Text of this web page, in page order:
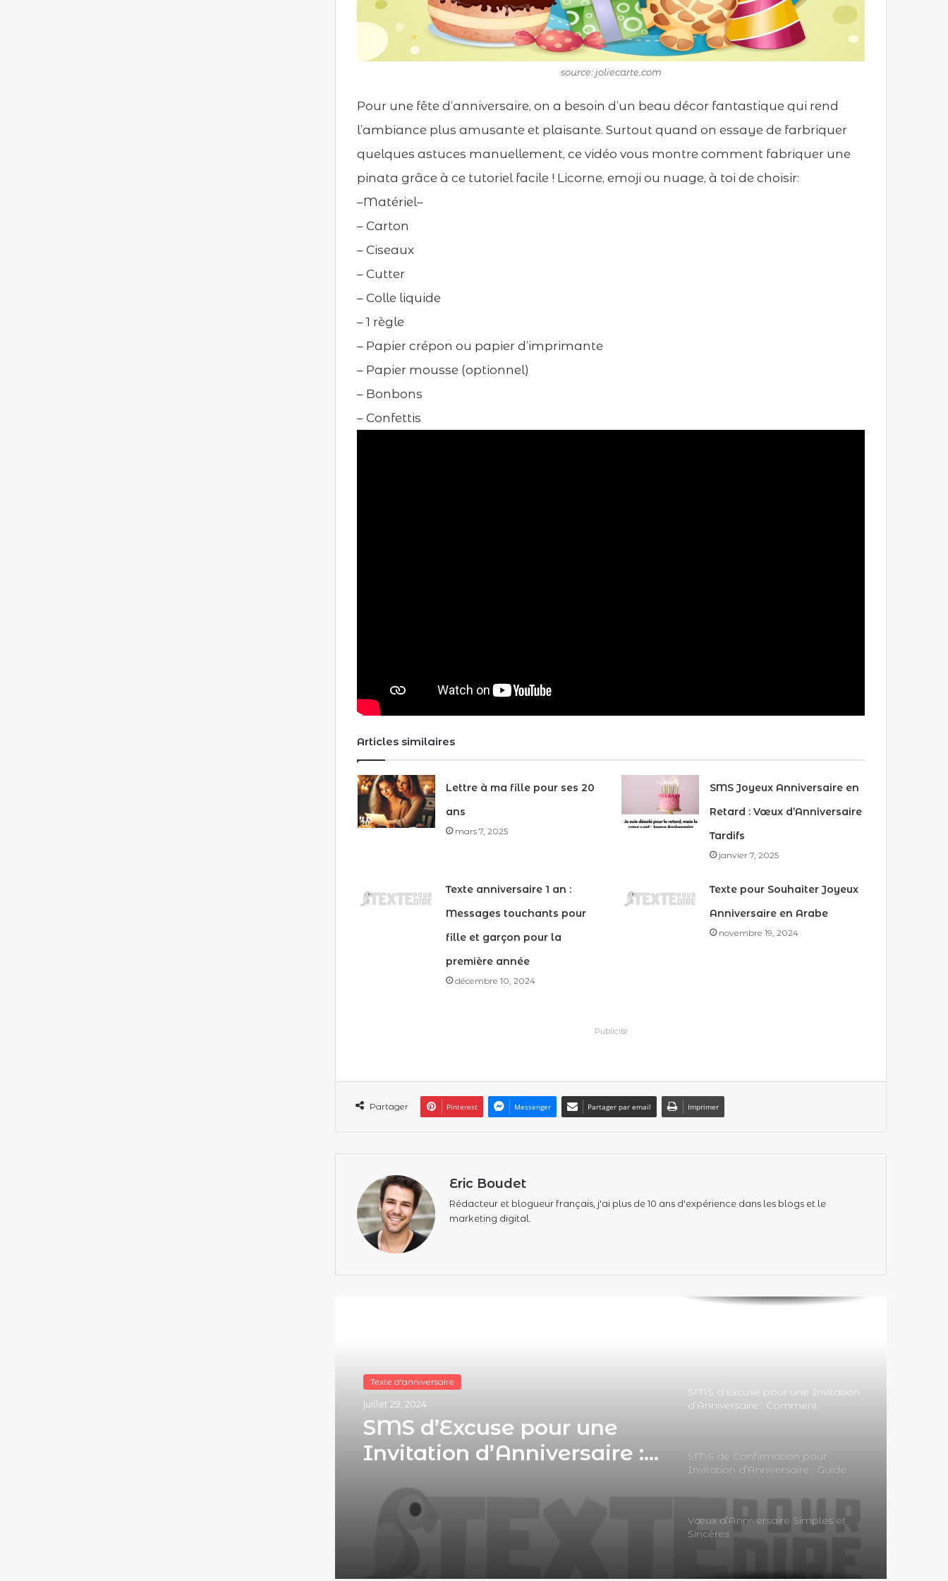
source: joliecarte.com
Pour une fête d’anniversaire, on a besoin d’un beau décor fantastique qui rend
l’ambiance plus amusante et plaisante. Surtout quand on essaye de farbriquer
quelques astuces manuellement, ce vidéo vous montre comment fabriquer une
pinata grâce à ce tutoriel facile ! Licorne, emoji ou nuage, à toi de choisir:
–Matériel–
– Carton
– Ciseaux
– Cutter
– Colle liquide
– 1 règle
– Papier crépon ou papier d’imprimante
– Papier mousse (optionnel)
– Bonbons
– Confettis
Articles similaires
Lettre à ma fille pour ses 20
ans
mars 7, 2025
SMS Joyeux Anniversaire en
Retard : Vœux d’Anniversaire
Tardifs
janvier 7, 2025
Texte anniversaire 1 an :
Messages touchants pour
fille et garçon pour la
première année
décembre 10, 2024
Texte pour Souhaiter Joyeux
Anniversaire en Arabe
novembre 19, 2024
Publicité
Partager Pinterest Messenger Partager par email Imprimer
Eric Boudet
Rédacteur et blogueur français, j'ai plus de 10 ans d'expérience dans les blogs et le
marketing digital.
Texte d'anniversaire
juillet 29, 2024
SMS d’Excuse pour une
Invitation d’Anniversaire :
Texte d'anniversaire
juillet 29, 2024
SMS de Confirmation pour
Guide Complet pour
Répondre avec Style et
Efficacité
SMS d’Excuse pour une Invitation
d’Anniversaire : Comment
SMS de Confirmation pour
Invitation d’Anniversaire : Guide
Style et Efficacité
Vœux d’Anniversaire Simples et
Sincères